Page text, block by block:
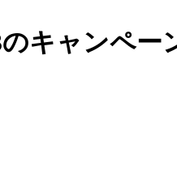
キャンペー